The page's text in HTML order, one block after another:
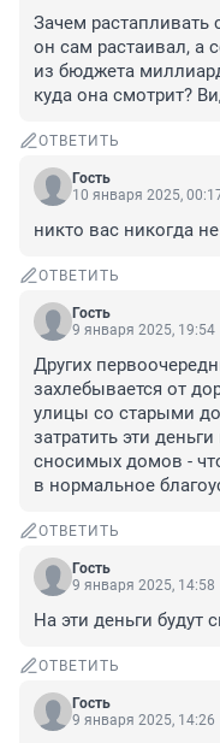
Зачем растапливать
он сам растаивал, а
из бюджета
куда она смотрит?
ОТВЕТИТЬ
Гость
10 января 2025,
никто вас никогда
ОТВЕТИТЬ
Гость
9 января 2025, 19:54
Других
захлебывается от
улицы со старыми
затратить эти
сносимых домов -
в нормальное
ОТВЕТИТЬ
Гость
9 января 2025, 14:58
На эти деньги будут
ОТВЕТИТЬ
Гость
9 января 2025, 14:26